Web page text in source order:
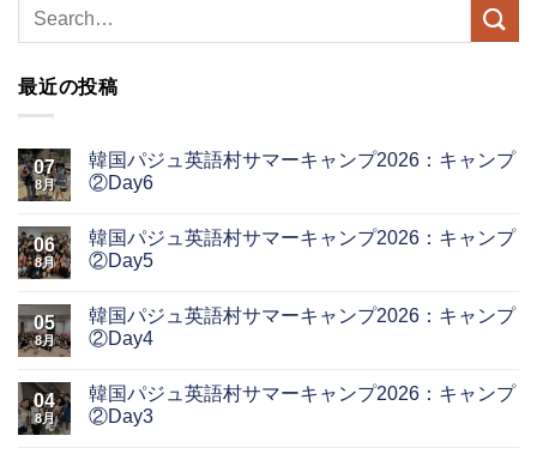
最近の投稿
07
8月
韓国パジュ英語村サマーキャンプ2026：キャンプ
②Day6
06
8月
韓国パジュ英語村サマーキャンプ2026：キャンプ
②Day5
05
8月
韓国パジュ英語村サマーキャンプ2026：キャンプ
②Day4
04
8月
韓国パジュ英語村サマーキャンプ2026：キャンプ
②Day3